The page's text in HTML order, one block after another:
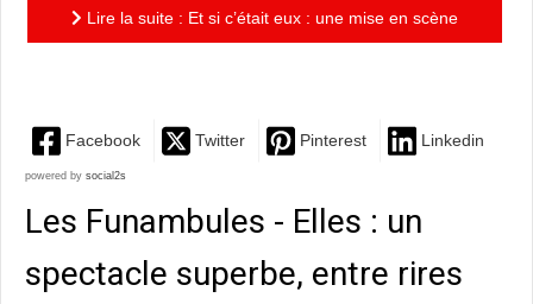
Lire la suite : Et si c’était eux : une mise en scène
Facebook Twitter Pinterest Linkedin
powered by social2s
Les Funambules - Elles : un
spectacle superbe, entre rires